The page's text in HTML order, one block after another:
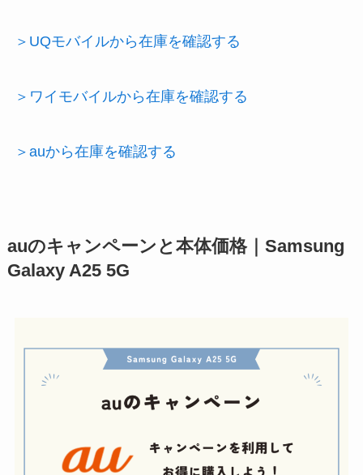
＞UQモバイルから在庫を確認する
＞ワイモバイルから在庫を確認する
＞auから在庫を確認する
auのキャンペーンと本体価格｜Samsung
Galaxy A25 5G